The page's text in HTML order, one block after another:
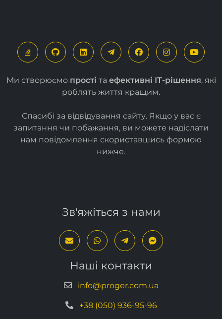
Ми створюємо прості та ефективні ІТ-рішення, які
роблять життя кращим.
Спасибі за відвідування сайту. Якщо у вас є
запитання чи побажання, ви можете надіслати
нам повідомлення скориставшись формою
нижче.
Зв'яжіться з нами
Наші контакти
info@proger.com.ua
+38 (050) 936-95-96